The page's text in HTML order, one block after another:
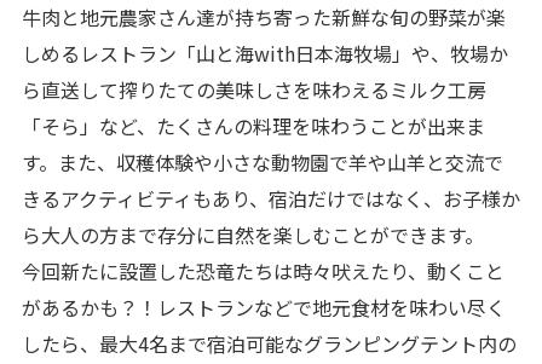
牛肉と地元農家さん達が持ち寄った新鮮な旬の野菜が楽
しめるレストラン「山と海with日本海牧場」や、牧場か
ら直送して搾りたての美味しさを味わえるミルク工房
「そら」など、たくさんの料理を味わうことが出来ま
す。また、収穫体験や小さな動物園で羊や山羊と交流で
きるアクティビティもあり、宿泊だけではなく、お子様か
ら大人の方まで存分に自然を楽しむことができます。
今回新たに設置した恐竜たちは時々吠えたり、動くこと
があるかも？！レストランなどで地元食材を味わい尽く
したら、最大4名まで宿泊可能なグランピングテント内の